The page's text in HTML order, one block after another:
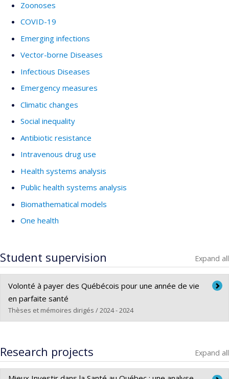
Zoonoses
COVID-19
Emerging infections
Vector-borne Diseases
Infectious Diseases
Emergency measures
Climatic changes
Social inequality
Antibiotic resistance
Intravenous drug use
Health systems analysis
Public health systems analysis
Biomathematical models
One health
Student supervision Expand all
Volonté à payer des Québécois pour une année de vie
en parfaite santé
Thèses et mémoires dirigés / 2024 - 2024
Master's
Grade :M. Sc.
Research projects Expand all